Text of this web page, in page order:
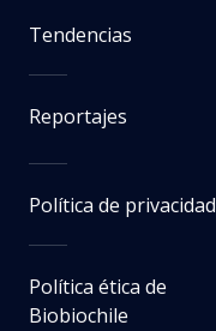
Tendencias
Reportajes
Política de privacidad
Política ética de
Biobiochile